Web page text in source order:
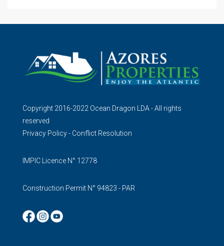
Copyright 2016-2022 Ocean Dragon LDA - All rights
reserved
Privacy Policy- Conflict Resolution
IMPIC Licence N° 12778
Construction Permit N° 94823 - PAR